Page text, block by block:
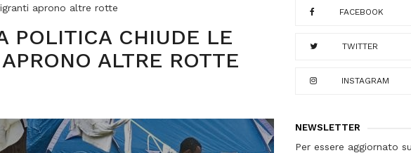
aprono altre rotte
POLITICA CHIUDE LE
ALTRE ROTTE
FACEBOOK
TWITTER
INSTAGRAM
NEWSLETTER
Per essere aggiornato